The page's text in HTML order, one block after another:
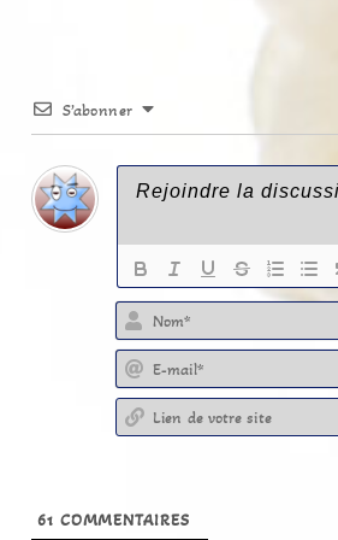
S’abonner
61 COMMENTAIRES